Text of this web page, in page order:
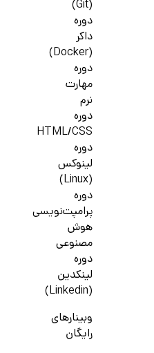
(Git)
دوره
داکر
(Docker)
دوره
مهارت
نرم
دوره
HTML/CSS
دوره
لینوکس
(Linux)
دوره
پرامپت‌نویسی
هوش
مصنوعی
دوره
لینکدین
(Linkedin)
وبینارهای
رایگان